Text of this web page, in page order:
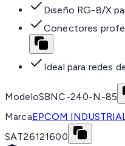
Diseño RG-8/X
Conectores
Ideal para redes
ModeloSBNC-240-N-85
MarcaEPCOM
SAT26121600